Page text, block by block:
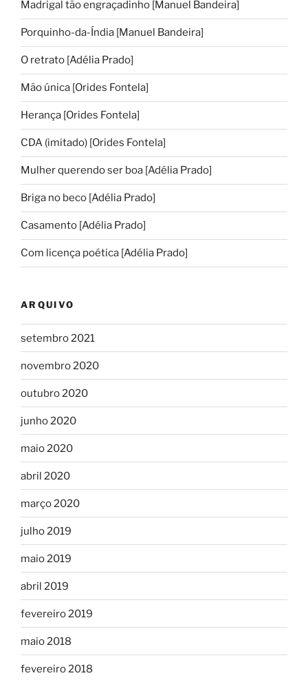
Madrigal tão engraçadinho [Manuel Bandeira]
Porquinho-da-Índia [Manuel Bandeira]
O retrato [Adélia Prado]
Mão única [Orides Fontela]
Herança [Orides Fontela]
CDA (imitado) [Orides Fontela]
Mulher querendo ser boa [Adélia Prado]
Briga no beco [Adélia Prado]
Casamento [Adélia Prado]
Com licença poética [Adélia Prado]
ARQUIVO
setembro 2021
novembro 2020
outubro 2020
junho 2020
maio 2020
abril 2020
março 2020
julho 2019
maio 2019
abril 2019
fevereiro 2019
maio 2018
fevereiro 2018